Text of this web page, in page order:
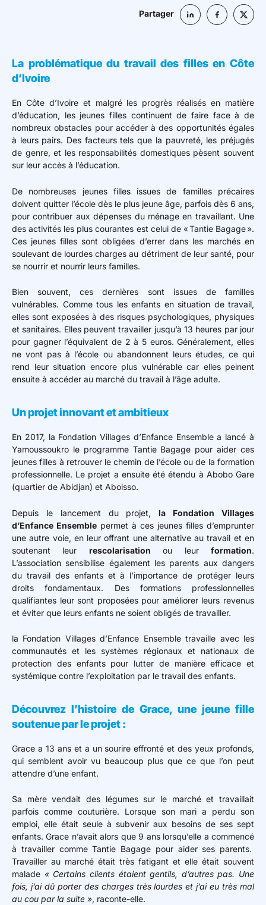
Partager
La problématique du travail des filles en Côte
d’Ivoire
En Côte d’Ivoire et malgré les progrès réalisés en matière
d’éducation, les jeunes filles continuent de faire face à de
nombreux obstacles pour accéder à des opportunités égales
à leurs pairs. Des facteurs tels que la pauvreté, les préjugés
de genre, et les responsabilités domestiques pèsent souvent
sur leur accès à l’éducation.
De nombreuses jeunes filles issues de familles précaires
doivent quitter l’école dès le plus jeune âge, parfois dès 6 ans,
pour contribuer aux dépenses du ménage en travaillant. Une
des activités les plus courantes est celui de « Tantie Bagage ».
Ces jeunes filles sont obligées d’errer dans les marchés en
soulevant de lourdes charges au détriment de leur santé, pour
se nourrir et nourrir leurs familles.
Bien souvent, ces dernières sont issues de familles
vulnérables. Comme tous les enfants en situation de travail,
elles sont exposées à des risques psychologiques, physiques
et sanitaires. Elles peuvent travailler jusqu’à 13 heures par jour
pour gagner l’équivalent de 2 à 5 euros. Généralement, elles
ne vont pas à l’école ou abandonnent leurs études, ce qui
rend leur situation encore plus vulnérable car elles peinent
ensuite à accéder au marché du travail à l’âge adulte.
Un projet innovant et ambitieux
En 2017, la Fondation Villages d’Enfance Ensemble a lancé à
Yamoussoukro le programme Tantie Bagage pour aider ces
jeunes filles à retrouver le chemin de l’école ou de la formation
professionnelle. Le projet a ensuite été étendu à Abobo Gare
(quartier de Abidjan) et Aboisso.
Depuis le lancement du projet,la Fondation Villages
d’Enfance Ensemble permet à ces jeunes filles d’emprunter
une autre voie, en leur offrant une alternative au travail et en
soutenant leur rescolarisation ou leurformation.
L’association sensibilise également les parents aux dangers
du travail des enfants et à l’importance de protéger leurs
droits fondamentaux. Des formations professionnelles
qualifiantes leur sont proposées pour améliorer leurs revenus
et éviter que leurs enfants ne soient obligés de travailler.
la Fondation Villages d’Enfance Ensemble travaille avec les
communautés et les systèmes régionaux et nationaux de
protection des enfants pour lutter de manière efficace et
systémique contre l’exploitation par le travail des enfants.
Découvrez l’histoire de Grace, une jeune fille
soutenue par le projet :
Grace a 13 ans et a un sourire effronté et des yeux profonds,
qui semblent avoir vu beaucoup plus que ce que l’on peut
attendre d’une enfant.
Sa mère vendait des légumes sur le marché et travaillait
parfois comme couturière. Lorsque son mari a perdu son
emploi, elle était seule à subvenir aux besoins de ses sept
enfants. Grace n’avait alors que 9 ans lorsqu’elle a commencé
à travailler comme Tantie Bagage pour aider ses parents.
Travailler au marché était très fatigant et elle était souvent
malade « Certains clients étaient gentils, d’autres pas. Une
fois, j’ai dû porter des charges très lourdes et j’ai eu très mal
au cou par la suite », raconte-elle.